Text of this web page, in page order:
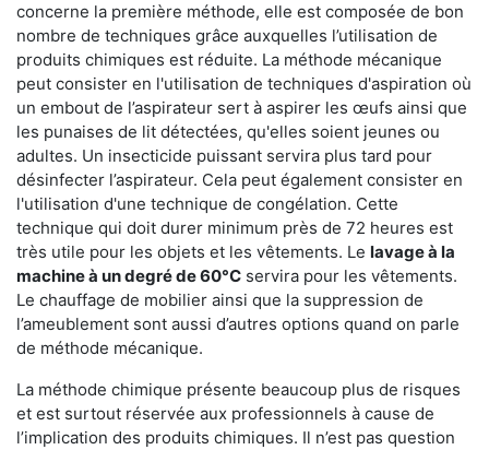
concerne la première méthode, elle est composée de bon
nombre de techniques grâce auxquelles l’utilisation de
produits chimiques est réduite. La méthode mécanique
peut consister en l'utilisation de techniques d'aspiration où
un embout de l’aspirateur sert à aspirer les œufs ainsi que
les punaises de lit détectées, qu'elles soient jeunes ou
adultes. Un insecticide puissant servira plus tard pour
désinfecter l’aspirateur. Cela peut également consister en
l'utilisation d'une technique de congélation. Cette
technique qui doit durer minimum près de 72 heures est
très utile pour les objets et les vêtements. Le lavage à la
machine à un degré de 60°C servira pour les vêtements.
Le chauffage de mobilier ainsi que la suppression de
l’ameublement sont aussi d’autres options quand on parle
de méthode mécanique.
La méthode chimique présente beaucoup plus de risques
et est surtout réservée aux professionnels à cause de
l’implication des produits chimiques. Il n’est pas question